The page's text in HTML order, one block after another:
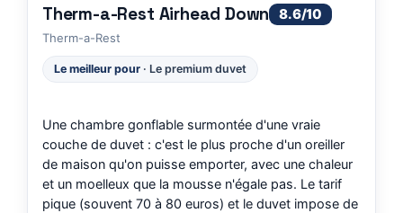
Therm-a-Rest Airhead Down 8.6/10
Therm-a-Rest
Le meilleur pour · Le premium duvet
Une chambre gonflable surmontée d'une vraie
couche de duvet : c'est le plus proche d'un oreiller
de maison qu'on puisse emporter, avec une chaleur
et un moelleux que la mousse n'égale pas. Le tarif
pique (souvent 70 à 80 euros) et le duvet impose de